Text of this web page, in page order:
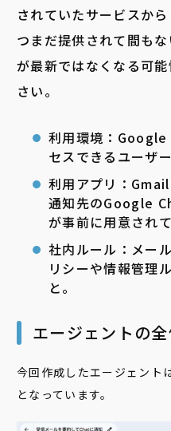
されていたサービスか
つまだ提供されて間も
が最新ではなくなる可
さい。
利用環境：
セスできるユーザ
利用アプリ：Gmail
通知先のGoogle
が事前に用意され
社内ルール：メー
リシーや情報管理
と。
エージェントの
今回作成したエージェント
となっています。